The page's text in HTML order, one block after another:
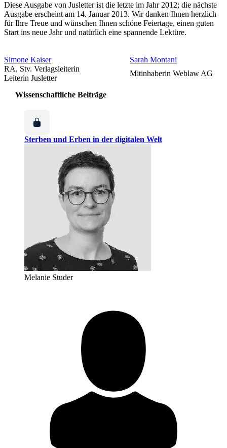
Diese Ausgabe von Jusletter ist die letzte im Jahr 2012; die nächste
Ausgabe erscheint am 14. Januar 2013. Wir danken Ihnen herzlich
für Ihre Treue und wünschen Ihnen schöne Feiertage, einen guten
Start ins neue Jahr und natürlich eine spannende Lektüre.
Simone Kaiser
Sarah Montani
RA, Stv. Verlagsleiterin
Leiterin Jusletter
Mitinhaberin Weblaw AG
Wissenschaftliche Beiträge
Sterben und Erben in der digitalen Welt
Melanie Studer